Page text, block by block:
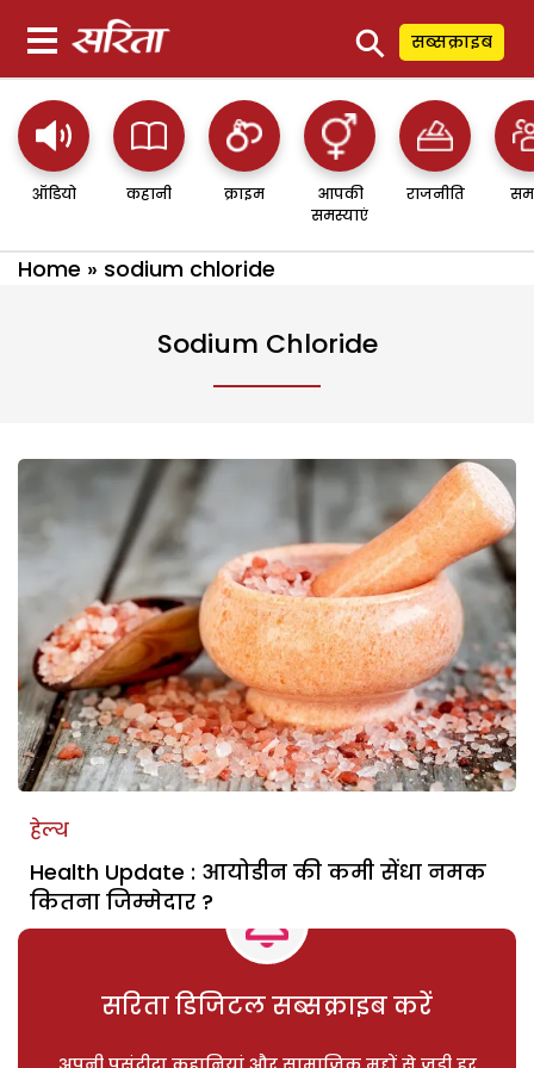
⚲ सब्सक्राइब
ऑडियो कहानी क्राइम
आपकी
समस्याएं
राजनीति
Home » sodium chloride
Sodium Chloride
हेल्थ
Health Update : आयोडीन की कमी सेंधा नमक
कितना जिम्मेदार ?
सरिता डिजिटल सब्सक्राइब करें